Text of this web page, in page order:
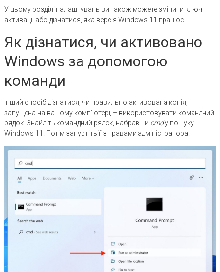
У цьому розділі налаштувань ви також можете змінити ключ
активації або дізнатися, яка версія Windows 11 працює.
Як дізнатися, чи активовано
Windows за допомогою
команди
Інший спосіб дізнатися, чи правильно активована копія,
запущена на вашому комп’ютері, – використовувати командний
рядок. Знайдіть командний рядок, набравши cmdу пошуку
Windows 11. Потім запустіть її з правами адміністратора.